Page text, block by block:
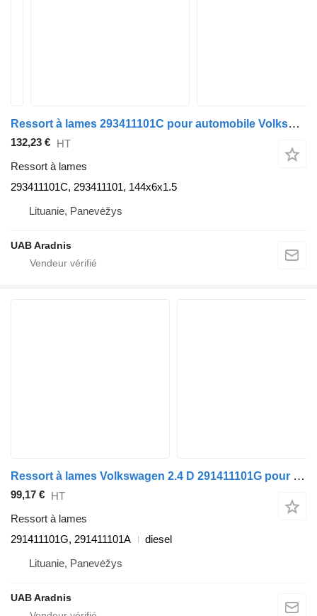
Ressort à lames 293411101C pour automobile Volkswagen LT 40-55 I Furgon (291-512)
132,23 € HT
Ressort à lames
293411101C, 293411101, 144x6x1.5
Lituanie, Panevėžys
UAB Aradnis
Ressort à lames Volkswagen 2.4 D 291411101G pour automobile Volkswagen LT 40-55 I Furgon (291-512)
99,17 € HT
Ressort à lames
291411101G, 291411101A
diesel
Lituanie, Panevėžys
UAB Aradnis